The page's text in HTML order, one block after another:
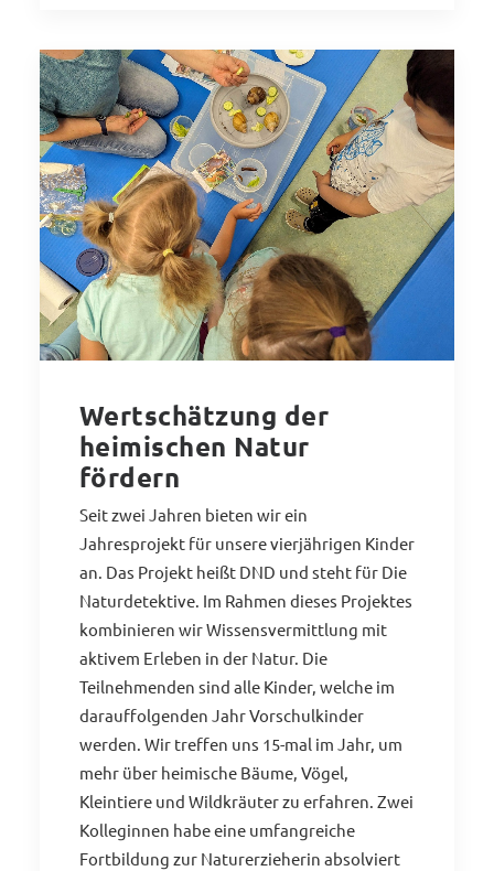
Wertschätzung der
heimischen Natur
fördern
Seit zwei Jahren bieten wir ein
Jahresprojekt für unsere vierjährigen Kinder
an. Das Projekt heißt DND und steht für Die
Naturdetektive. Im Rahmen dieses Projektes
kombinieren wir Wissensvermittlung mit
aktivem Erleben in der Natur. Die
Teilnehmenden sind alle Kinder, welche im
darauffolgenden Jahr Vorschulkinder
werden. Wir treffen uns 15-mal im Jahr, um
mehr über heimische Bäume, Vögel,
Kleintiere und Wildkräuter zu erfahren. Zwei
Kolleginnen habe eine umfangreiche
Fortbildung zur Naturerzieherin absolviert